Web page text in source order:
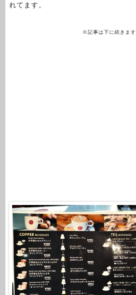
れてます。
※記事は下に続きます